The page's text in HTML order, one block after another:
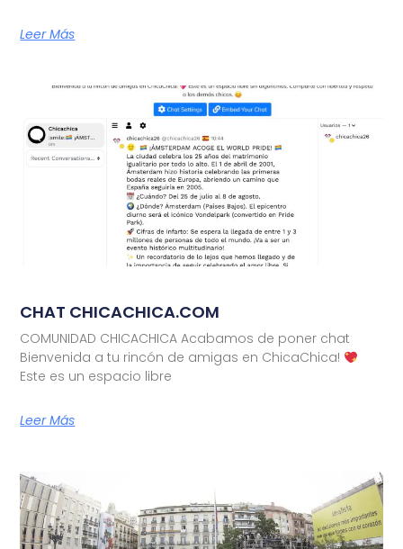
Leer Más
CHAT CHICACHICA.COM
COMUNIDAD CHICACHICA Acabamos de poner chat
Bienvenida a tu rincón de amigas en ChicaChica!
Este es un espacio libre
Leer Más